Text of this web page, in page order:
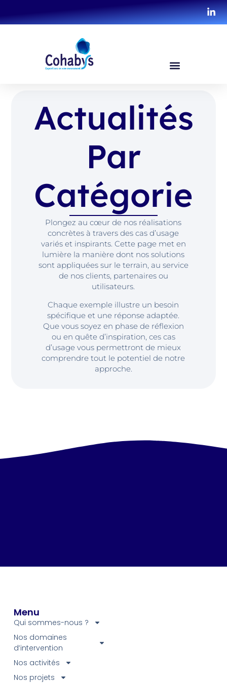
Actualités
Par
Catégorie
Plongez au cœur de nos réalisations
concrètes à travers des cas d’usage
variés et inspirants. Cette page met en
lumière la manière dont nos solutions
sont appliquées sur le terrain, au service
de nos clients, partenaires ou
utilisateurs.
Chaque exemple illustre un besoin
spécifique et une réponse adaptée.
Que vous soyez en phase de réflexion
ou en quête d’inspiration, ces cas
d’usage vous permettront de mieux
comprendre tout le potentiel de notre
approche.
Menu
Qui sommes-nous ?
Nos domaines
d’intervention
Nos activités
Nos projets